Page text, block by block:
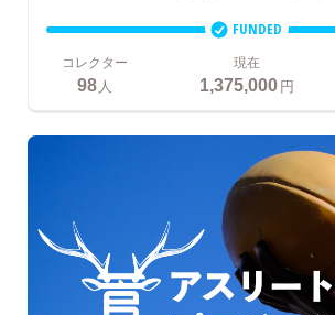
FUNDED
コレクター
98 人
現在
1,375,000円